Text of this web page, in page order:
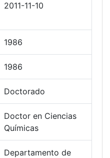
2011-11-10
1986
1986
Doctorado
Doctor en Ciencias
Químicas
Departamento de